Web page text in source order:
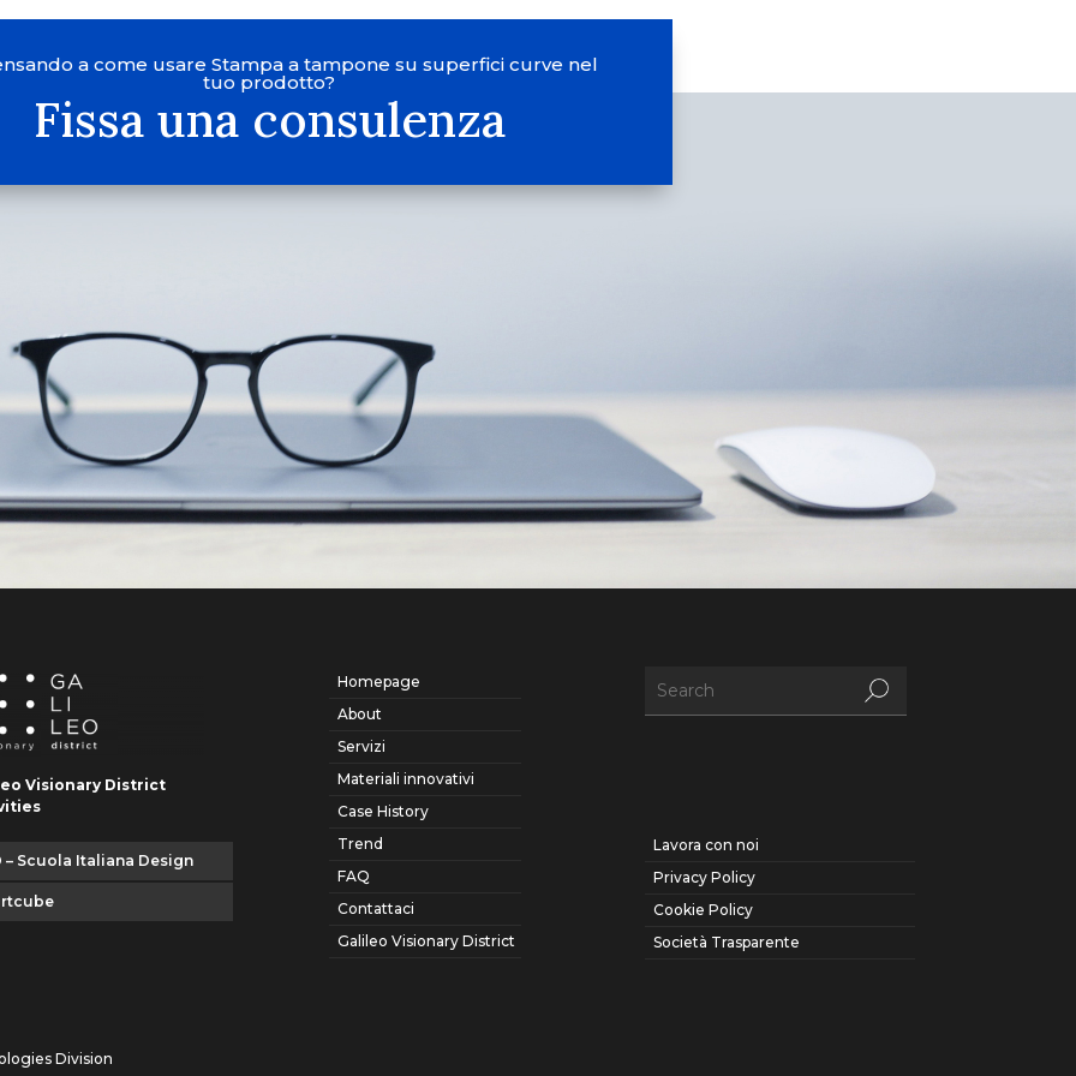
a come usare Stampa a tampone su superfici curve nel
tuo prodotto?
Fissa una consulenza
Visionary District
– Scuola Italiana Design
Homepage
About
Servizi
Materiali innovativi
Case History
Trend
FAQ
Contattaci
Galileo Visionary District
Lavora con noi
Privacy Policy
Cookie Policy
Società Trasparente
Division